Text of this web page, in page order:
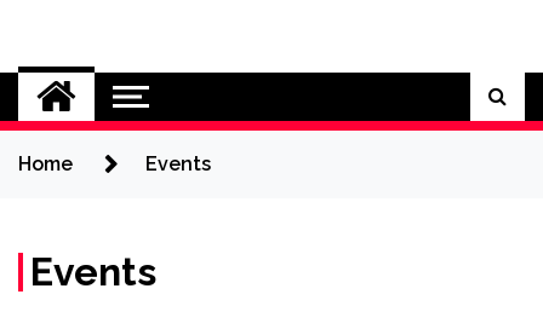
content
Cybersecurity News
Home Events
Events